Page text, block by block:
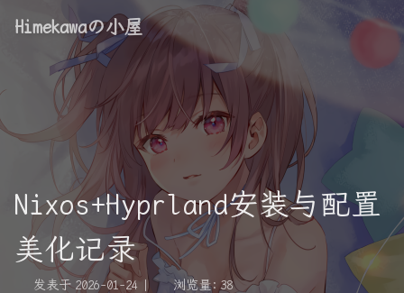
Himekawaの小屋
Nixos+Hyprland安装与配置
美化记录
发表于 2026-01-24 | 浏览量: 38